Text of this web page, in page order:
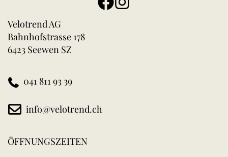
Velotrend AG
Bahnhofstrasse 178
6423 Seewen SZ
041 811 93 39
info@velotrend.ch
ÖFFNUNGSZEITEN